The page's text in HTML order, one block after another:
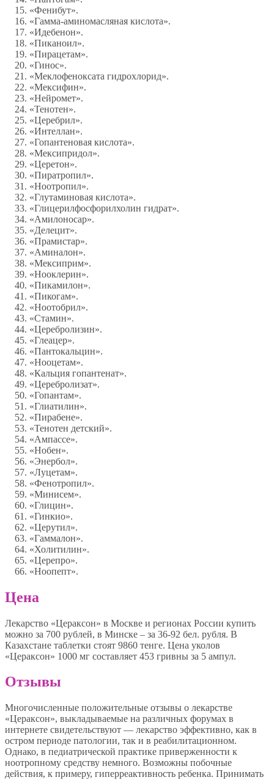
«Фенибут».
«Гамма-аминомасляная кислота».
«Идебенон».
«Пиканоил».
«Пирацетам».
«Гинос».
«Меклофеноксата гидрохлорид».
«Мексифин».
«Нейромет».
«Тенотен».
«Церебрил».
«Интеллан».
«Гопантеновая кислота».
«Мексипридол».
«Церетон».
«Пиратропил».
«Ноотропил».
«Глутаминовая кислота».
«Глицерилфосфорилхолин гидрат».
«Амилоносар».
«Делецит».
«Прамистар».
«Аминалон».
«Мексиприм».
«Нооклерин».
«Пикамилон».
«Пикогам».
«Ноотобрил».
«Стамин».
«Церебролизин».
«Глеацер».
«Пантокальцин».
«Нооцетам».
«Кальция гопантенат».
«Церебролизат».
«Гопантам».
«Глиатилин».
«Пирабене».
«Тенотен детский».
«Ампассе».
«Нобен».
«Энербол».
«Луцетам».
«Фенотропил».
«Минисем».
«Глицин».
«Гинкио».
«Церутил».
«Гаммалон».
«Холитилин».
«Церепро».
«Ноопепт».
Цена
Лекарство «Цераксон» в Москве и регионах России купить
можно за 700 рублей, в Минске – за 36-92 бел. рубля. В
Казахстане таблетки стоят 9860 тенге. Цена уколов
«Цераксон» 1000 мг составляет 453 гривны за 5 ампул.
Отзывы
Многочисленные положительные отзывы о лекарстве
«Цераксон», выкладываемые на различных форумах в
интернете свидетельствуют — лекарство эффективно, как в
остром периоде патологии, так и в реабилитационном.
Однако, в педиатрической практике приверженности к
ноотропному средству немного. Возможны побочные
действия, к примеру, гиперреактивность ребенка. Принимать